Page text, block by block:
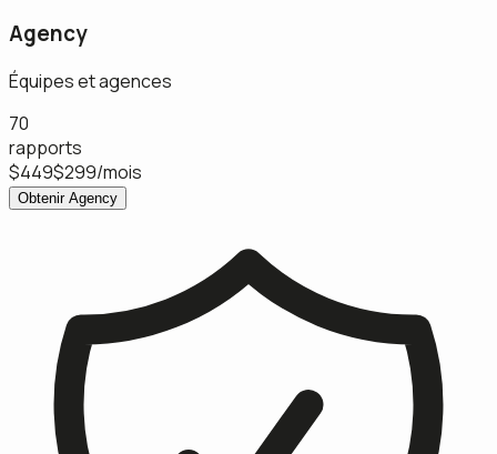
Agency
Équipes et agences
70
rapports
$449$299/mois
Obtenir Agency